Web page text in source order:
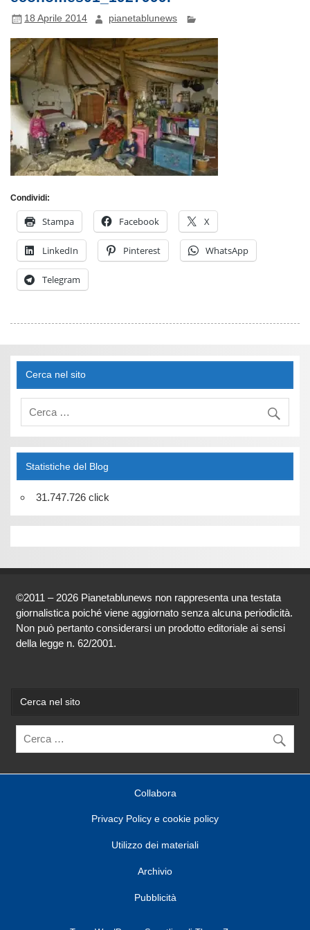
18 Aprile 2014 pianetablunews
Condividi:
Stampa Facebook X
LinkedIn Pinterest WhatsApp
Telegram
Cerca nel sito
Statistiche del Blog
31.747.726 click
©2011 – 2026 Pianetablunews non rappresenta una testata
giornalistica poiché viene aggiornato senza alcuna periodicità.
Non può pertanto considerarsi un prodotto editoriale ai sensi
della legge n. 62/2001.
Cerca nel sito
Collabora
Privacy Policy e cookie policy
Utilizzo dei materiali
Archivio
Pubblicità